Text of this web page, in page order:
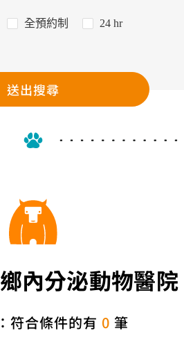
全預約制 24 hr
送出搜尋
內分泌動物醫院
符合條件的有 0 筆